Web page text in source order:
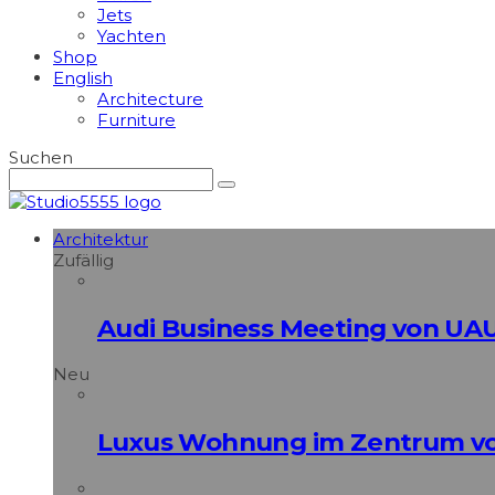
Jets
Yachten
Shop
English
Architecture
Furniture
Suchen
Architektur
Zufällig
Audi Business Meeting von
Neu
Luxus Wohnung im Zentrum